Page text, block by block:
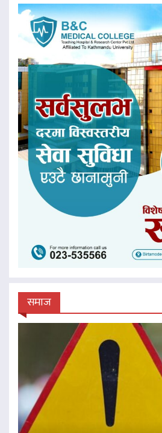
समाज